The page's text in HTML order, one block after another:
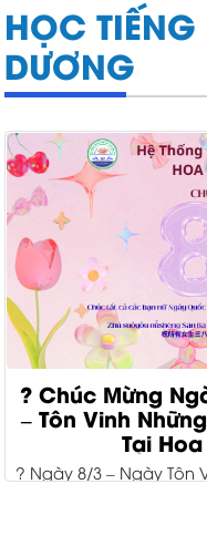
HỌC
DƯƠNG
? Chúc Mừng
– Tôn Vinh
Tại
? Ngày 8/3 – Ngày Tôn
quoc-te-phu-nu-8-3-